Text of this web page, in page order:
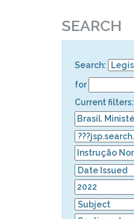
SEARCH
Search:
for
Current filters: